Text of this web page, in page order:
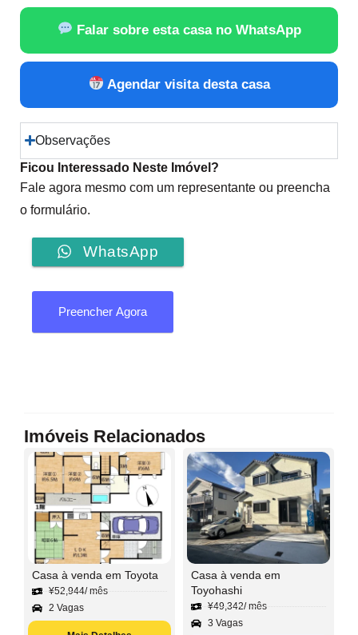
Falar sobre esta casa no WhatsApp
Agendar visita desta casa
Observações
Ficou Interessado Neste Imóvel?
Fale agora mesmo com um representante ou preencha
o formulário.
WhatsApp
Preencher Agora
Imóveis Relacionados
Casa à venda em Toyota
¥52,944/ mês
2 Vagas
Casa à venda em
Toyohashi
¥49,342/ mês
3 Vagas